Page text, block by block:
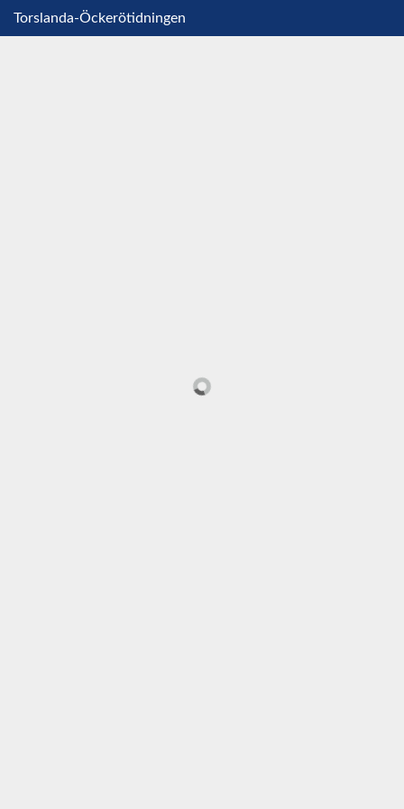
Torslanda-Öckerötidningen